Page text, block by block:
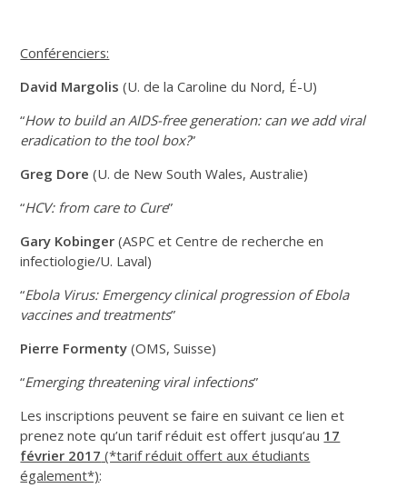
Conférenciers:
David Margolis (U. de la Caroline du Nord, É-U)
“How to build an AIDS-free generation: can we add viral
eradication to the tool box?”
Greg Dore (U. de New South Wales, Australie)
“HCV: from care to Cure”
Gary Kobinger (ASPC et Centre de recherche en
infectiologie/U. Laval)
“Ebola Virus: Emergency clinical progression of Ebola
vaccines and treatments”
Pierre Formenty (OMS, Suisse)
“Emerging threatening viral infections”
Les inscriptions peuvent se faire en suivant ce lien et
prenez note qu’un tarif réduit est offert jusqu’au 17
février 2017 (*tarif réduit offert aux étudiants
également*):